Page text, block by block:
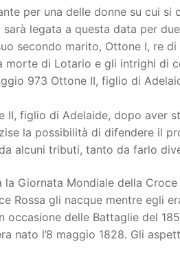
per una delle donne su cui
legata a questa data per
secondo marito, Ottone I, re
morte di Lotario e gli intrighi di
973 Ottone II, figlio di
II, figlio di Adelaide, dopo aver
la possibilità di difendere il
alcuni tributi, tanto da farlo
la Giornata Mondiale della
Rossa gli nacque mentre egli
occasione delle Battaglie del
nato l’8 maggio 1828. Gli